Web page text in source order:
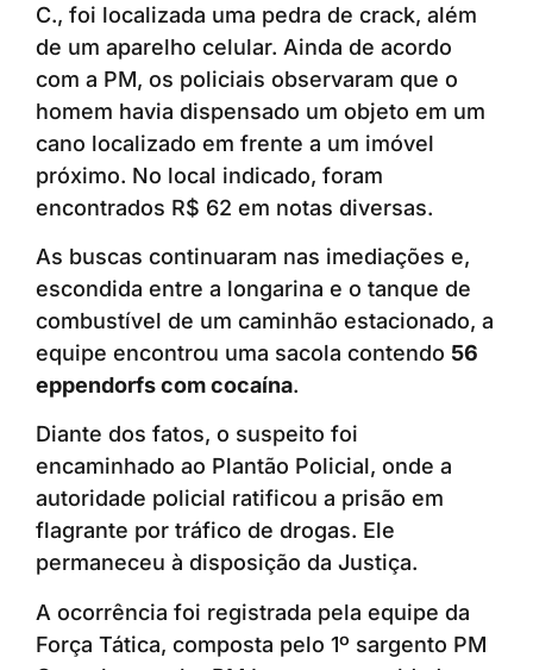
C., foi localizada uma pedra de crack, além
de um aparelho celular. Ainda de acordo
com a PM, os policiais observaram que o
homem havia dispensado um objeto em um
cano localizado em frente a um imóvel
próximo. No local indicado, foram
encontrados R$ 62 em notas diversas.
As buscas continuaram nas imediações e,
escondida entre a longarina e o tanque de
combustível de um caminhão estacionado, a
equipe encontrou uma sacola contendo 56
eppendorfs com cocaína.
Diante dos fatos, o suspeito foi
encaminhado ao Plantão Policial, onde a
autoridade policial ratificou a prisão em
flagrante por tráfico de drogas. Ele
permaneceu à disposição da Justiça.
A ocorrência foi registrada pela equipe da
Força Tática, composta pelo 1º sargento PM